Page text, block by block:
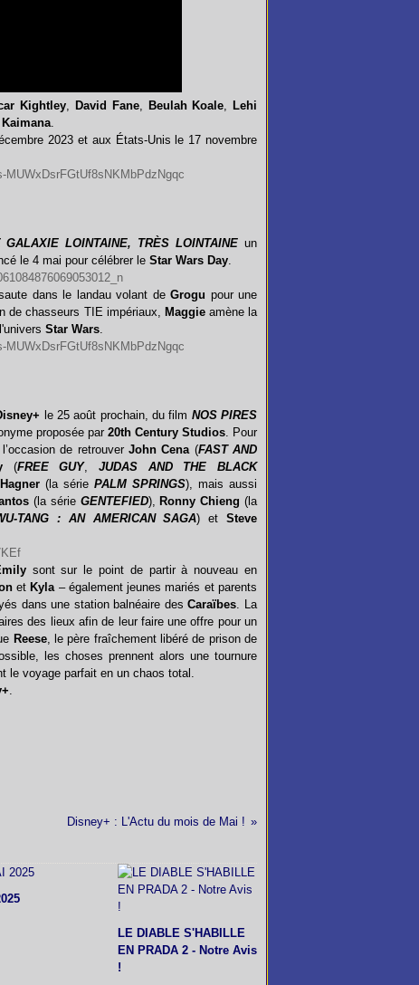
Kightley, David Fane, Beulah Koale, Lehi
Kaimana.
2023 et aux États-Unis le 17 novembre
LOINTAINE, TRÈS LOINTAINE un
le 4 mai pour célébrer leStar Wars Day.
dans le landau volant deGrogu pour une
de chasseurs TIE impériaux, Maggieamène la
Star Wars.
le 25 août prochain, du film NOS PIRES
proposée par 20th Century Studios. Pour
de retrouver John Cena(FAST AND
(FREE GUY,JUDAS AND THE BLACK
(la sériePALM SPRINGS), mais aussi
(la série GENTEFIED), Ronny Chieng (la
TANG : AN AMERICAN SAGA) etSteve
sont sur le point de partir à nouveau en
et Kyla– également jeunes mariés et parents
dans une station balnéaire desCaraïbes. La
des lieux afin de leur faire une offre pour un
Reese, le père fraîchement libéré de prison de
les choses prennent alors une tournure
le voyage parfait en un chaos total.
.
Disney+ : L'Actu du mois de Mai !
LE DIABLE S'HABILLE
EN PRADA 2 - Notre Avis
!